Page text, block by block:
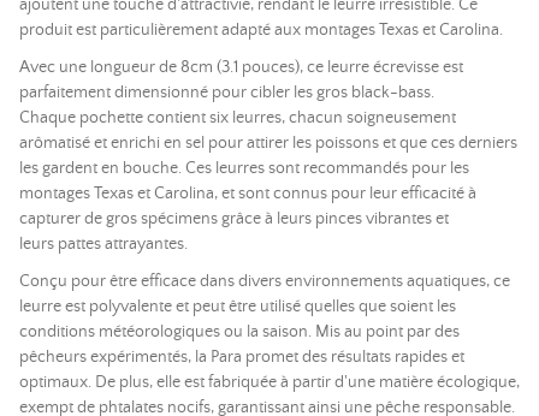
ajoutent une touche d'attractivié, rendant le leurre irrésistible. Ce
produit est particulièrement adapté aux montages Texas et Carolina.
Avec une longueur de 8cm (3.1 pouces), ce leurre écrevisse est
parfaitement dimensionné pour cibler les gros black-bass.
Chaque pochette contient six leurres, chacun soigneusement
arômatisé et enrichi en sel pour attirer les poissons et que ces derniers
les gardent en bouche. Ces leurres sont recommandés pour les
montages Texas et Carolina, et sont connus pour leur efficacité à
capturer de gros spécimens grâce à leurs pinces vibrantes et
leurs pattes attrayantes.
Conçu pour être efficace dans divers environnements aquatiques, ce
leurre est polyvalente et peut être utilisé quelles que soient les
conditions météorologiques ou la saison. Mis au point par des
pêcheurs expérimentés, la Para promet des résultats rapides et
optimaux. De plus, elle est fabriquée à partir d'une matière écologique,
exempt de phtalates nocifs, garantissant ainsi une pêche responsable.